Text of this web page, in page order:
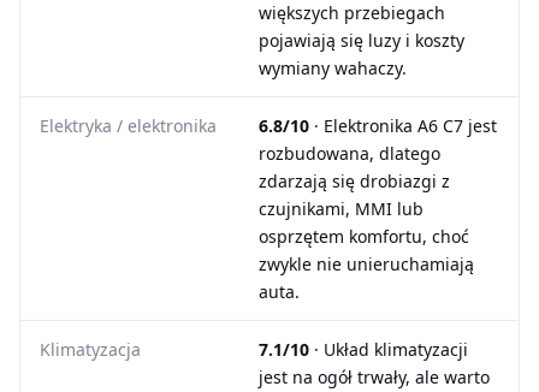
większych przebiegach
pojawiają się luzy i koszty
wymiany wahaczy.
Elektryka / elektronika 6.8/10 · Elektronika A6 C7 jest
rozbudowana, dlatego
zdarzają się drobiazgi z
czujnikami, MMI lub
osprzętem komfortu, choć
zwykle nie unieruchamiają
auta.
Klimatyzacja 7.1/10 · Układ klimatyzacji
jest na ogół trwały, ale warto